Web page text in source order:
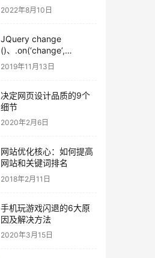
2022年8月10日
JQuery change
()、.on(‘change’,
function (){}）事件只触
发一次原因详解
2019年11月13日
决定网页设计品质的9个
细节
2020年2月6日
网站优化核心：如何提高
网站和关键词排名
2018年2月11日
手机玩游戏闪退的6大原
因及解决方法
2020年3月15日